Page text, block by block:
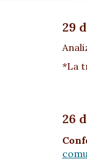
29
*La
26